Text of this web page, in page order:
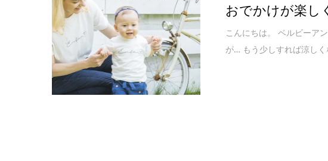
おでかけが楽し
こんにちは。 ベルビーア
が… もう少しすれば涼し